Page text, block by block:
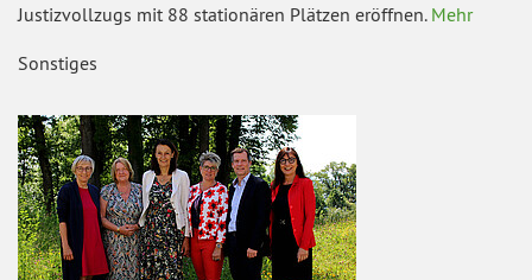
Justizvollzugs mit 88 stationären Plätzen eröffnen. Mehr
Sonstiges